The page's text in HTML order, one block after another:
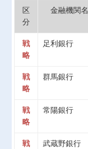
区
分
金融機関名
戦
略
足利銀行
戦
略
群馬銀行
戦
略
常陽銀行
戦
武蔵野銀行